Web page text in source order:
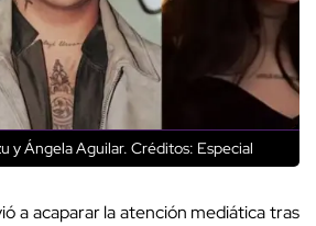
y Ángela Aguilar. Créditos: Especial
a acaparar la atención mediática tras